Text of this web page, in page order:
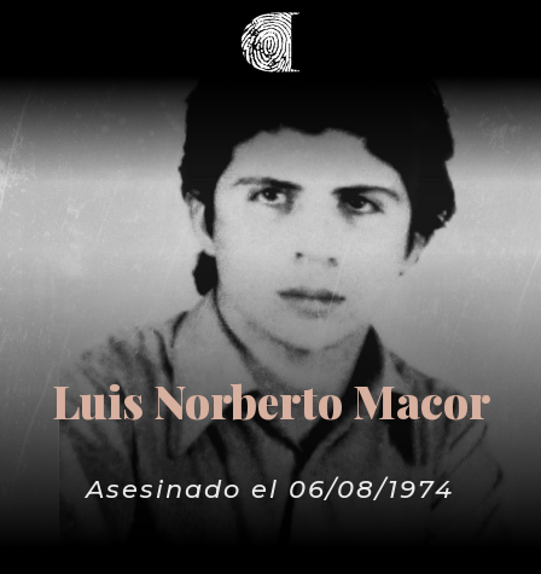
Luis Norberto Macor
Asesinado el 06/08/1974